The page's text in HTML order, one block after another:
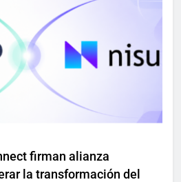
firman alianza
la transformación del